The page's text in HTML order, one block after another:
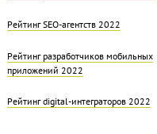
Рейтинг SEO-агентств 2022
Рейтинг разработчиков мобильных
приложений 2022
Рейтинг digital-интеграторов 2022